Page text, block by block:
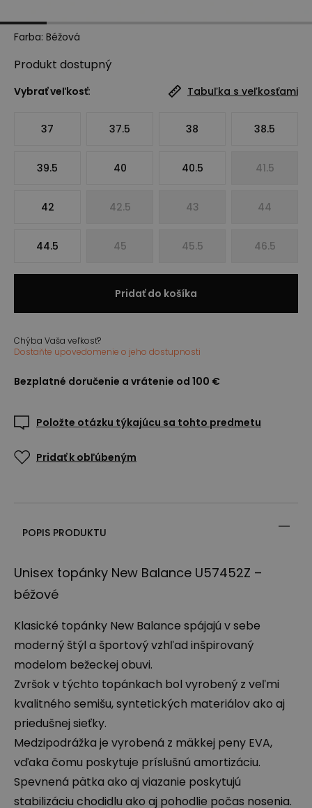
Farba: Béžová
Produkt dostupný
Vybrať veľkosť: Tabuľka s veľkosťami
37 37.5 38 38.5
39.5 40 40.5 41.5
42 42.5 43 44
44.5 45 45.5 46.5
Pridať do košíka
Chýba Vaša veľkosť?
Dostaňte upovedomenie o jeho dostupnosti
Bezplatné doručenie a vrátenie od 100 €
Položte otázku týkajúcu sa tohto predmetu
Pridať k obľúbeným
POPIS PRODUKTU
Unisex topánky New Balance U57452Z –
béžové
Klasické topánky New Balance spájajú v sebe
moderný štýl a športový vzhľad inšpirovaný
modelom bežeckej obuvi.
Zvršok v týchto topánkach bol vyrobený z veľmi
kvalitného semišu, syntetických materiálov ako aj
priedušnej sieťky.
Medzipodrážka je vyrobená z mäkkej peny EVA,
vďaka čomu poskytuje príslušnú amortizáciu.
Spevnená pätka ako aj viazanie poskytujú
stabilizáciu chodidlu ako aj pohodlie počas nosenia.